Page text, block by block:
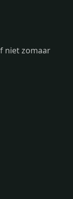
niet zomaar